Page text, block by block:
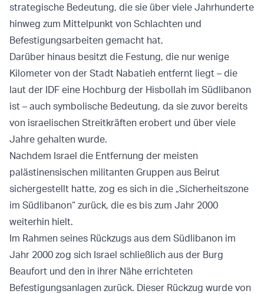
strategische Bedeutung, die sie über viele Jahrhunderte
hinweg zum Mittelpunkt von Schlachten und
Befestigungsarbeiten gemacht hat.
Darüber hinaus besitzt die Festung, die nur wenige
Kilometer von der Stadt Nabatieh entfernt liegt – die
laut der IDF eine Hochburg der Hisbollah im Südlibanon
ist – auch symbolische Bedeutung, da sie zuvor bereits
von israelischen Streitkräften erobert und über viele
Jahre gehalten wurde.
Nachdem Israel die Entfernung der meisten
palästinensischen militanten Gruppen aus Beirut
sichergestellt hatte, zog es sich in die „Sicherheitszone
im Südlibanon“ zurück, die es bis zum Jahr 2000
weiterhin hielt.
Im Rahmen seines Rückzugs aus dem Südlibanon im
Jahr 2000 zog sich Israel schließlich aus der Burg
Beaufort und den in ihrer Nähe errichteten
Befestigungsanlagen zurück. Dieser Rückzug wurde von